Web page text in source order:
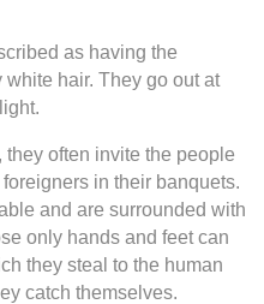
as having the
hair. They go out at
often invite the people
in their banquets.
and are surrounded with
only hands and feet can
they steal to the human
catch themselves.